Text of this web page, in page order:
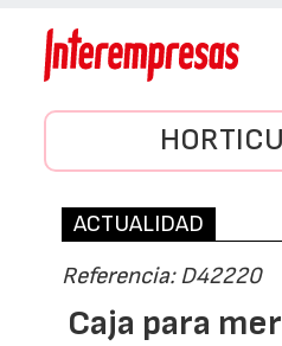
ACTUALIDAD
Referencia: D42220
Caja para